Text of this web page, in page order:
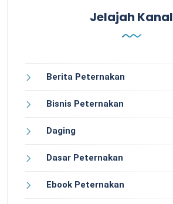
Jelajah Kanal
Berita Peternakan
Bisnis Peternakan
Daging
Dasar Peternakan
Ebook Peternakan